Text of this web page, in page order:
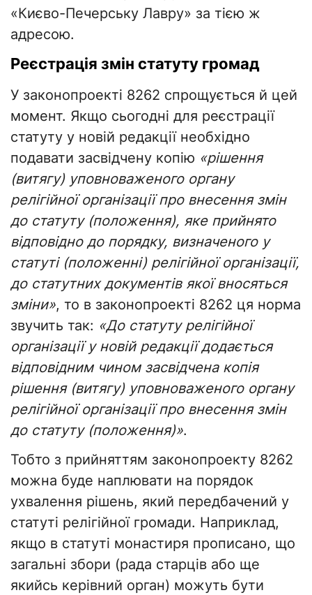
«Києво-Печерську Лавру» за тією ж
адресою.
Реєстрація змін статуту громад
У законопроекті 8262 спрощується й цей
момент. Якщо сьогодні для реєстрації
статуту у новій редакції необхідно
подавати засвідчену копію «рішення
(витягу) уповноваженого органу
релігійної організації про внесення змін
до статуту (положення), яке прийнято
відповідно до порядку, визначеного у
статуті (положенні) релігійної організації,
до статутних документів якої вносяться
зміни», то в законопроекті 8262 ця норма
звучить так: «До статуту релігійної
організації у новій редакції додається
відповідним чином засвідчена копія
рішення (витягу) уповноваженого органу
релігійної організації про внесення змін
до статуту (положення)».
Тобто з прийняттям законопроекту 8262
можна буде наплювати на порядок
ухвалення рішень, який передбачений у
статуті релігійної громади. Наприклад,
якщо в статуті монастиря прописано, що
загальні збори (рада старців або ще
якийсь керівний орган) можуть бути